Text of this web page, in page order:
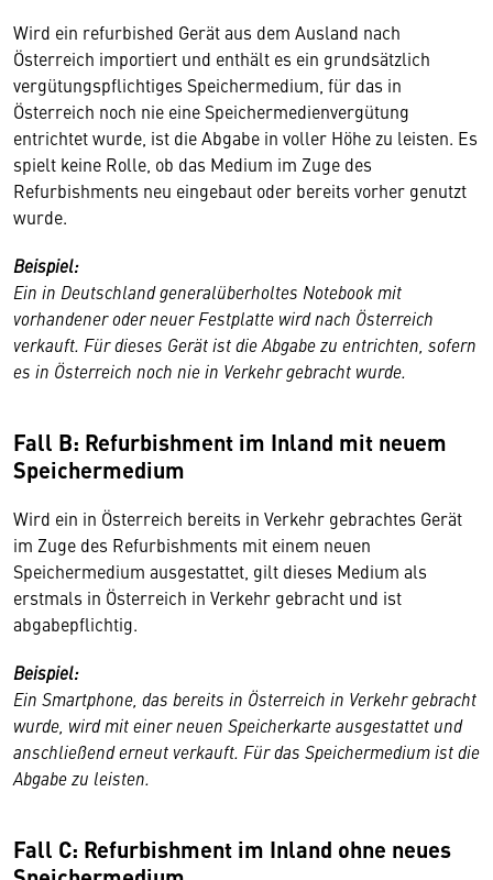
Wird ein refurbished Gerät aus dem Ausland nach
Österreich importiert und enthält es ein grundsätzlich
vergütungspflichtiges Speichermedium, für das in
Österreich noch nie eine Speichermedienvergütung
entrichtet wurde, ist die Abgabe in voller Höhe zu leisten. Es
spielt keine Rolle, ob das Medium im Zuge des
Refurbishments neu eingebaut oder bereits vorher genutzt
wurde.
Beispiel:
Ein in Deutschland generalüberholtes Notebook mit
vorhandener oder neuer Festplatte wird nach Österreich
verkauft. Für dieses Gerät ist die Abgabe zu entrichten, sofern
es in Österreich noch nie in Verkehr gebracht wurde.
Fall B: Refurbishment im Inland mit neuem
Speichermedium
Wird ein in Österreich bereits in Verkehr gebrachtes Gerät
im Zuge des Refurbishments mit einem neuen
Speichermedium ausgestattet, gilt dieses Medium als
erstmals in Österreich in Verkehr gebracht und ist
abgabepflichtig.
Beispiel:
Ein Smartphone, das bereits in Österreich in Verkehr gebracht
wurde, wird mit einer neuen Speicherkarte ausgestattet und
anschließend erneut verkauft. Für das Speichermedium ist die
Abgabe zu leisten.
Fall C: Refurbishment im Inland ohne neues